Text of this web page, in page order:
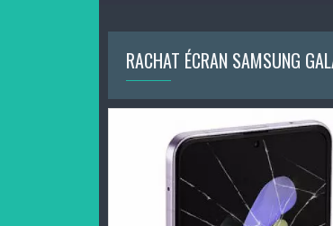
RACHAT ÉCRAN SAMSUNG